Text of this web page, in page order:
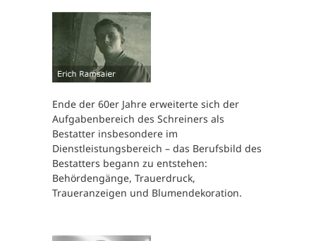
Ende der 60er Jahre erweiterte sich der
Aufgabenbereich des Schreiners als
Bestatter insbesondere im
Dienstleistungsbereich – das Berufsbild des
Bestatters begann zu entstehen:
Behördengänge, Trauerdruck,
Traueranzeigen und Blumendekoration.